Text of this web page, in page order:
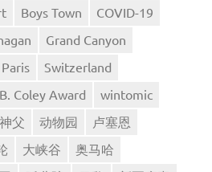
Boys Town
COVID-19
Grand Canyon
Paris
Switzerland
Coley Award
wintomic
父 动物园
卢塞恩
大峡谷
奥马哈